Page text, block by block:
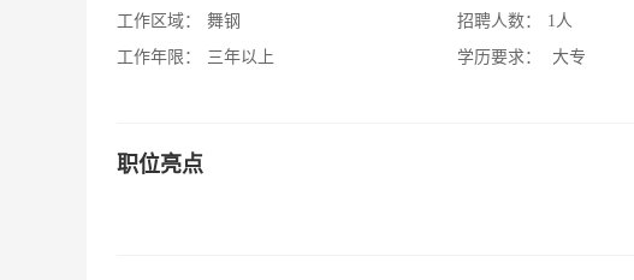
工作区域：
舞钢
工作年限：
三年以上
招聘人数：
1人
学历要求：
大专
职位亮点